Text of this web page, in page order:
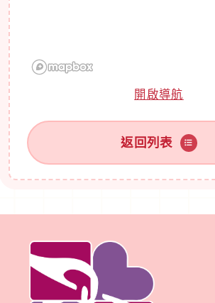
開啟導航
返回列表